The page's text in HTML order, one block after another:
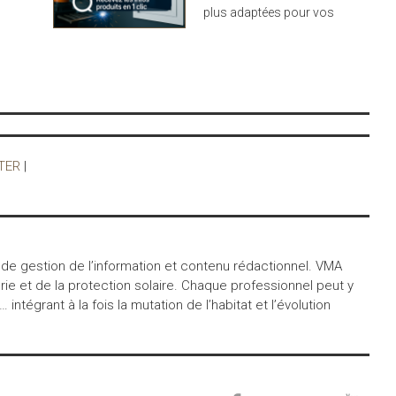
supplémentaire. La
plus adaptées pour vos
gestion de l’information et contenu rédactionnel. VMA
et de la protection solaire. Chaque professionnel peut y
à la fois la mutation de l’habitat et l’évolution